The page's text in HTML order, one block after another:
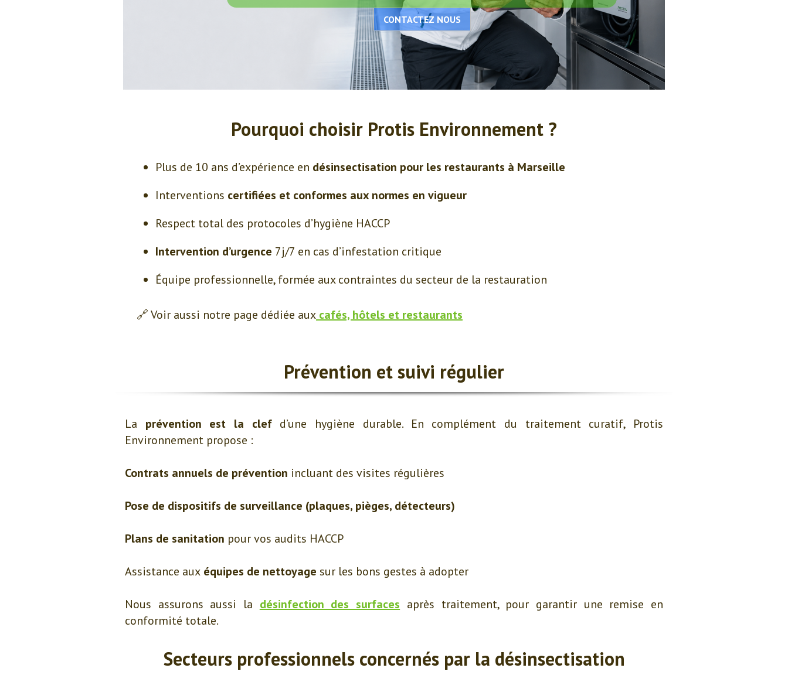
CONTACTEZ NOUS
Pourquoi choisir Protis Environnement ?
Plus de 10 ans d’expérience en désinsectisation pour les restaurants à Marseille
Interventions certifiées et conformes aux normes en vigueur
Respect total des protocoles d’hygiène HACCP
Intervention d’urgence 7j/7 en cas d’infestation critique
Équipe professionnelle, formée aux contraintes du secteur de la restauration
🔗 Voir aussi notre page dédiée aux cafés, hôtels et restaurants
Prévention et suivi régulier
La prévention est la clefd’une hygiène durable. En complément du traitement curatif, Protis
Environnement propose :
Contrats annuels de prévention incluant des visites régulières
Pose de dispositifs de surveillance (plaques, pièges, détecteurs)
Plans de sanitation pour vos audits HACCP
Assistance aux équipes de nettoyage sur les bons gestes à adopter
Nous assurons aussi la désinfection des surfaces après traitement, pour garantir une remise en
conformité totale.
Secteurs professionnels concernés par la désinsectisation